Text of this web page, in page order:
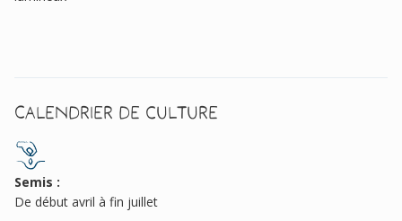
Calendrier de culture
Semis :
De début avril à fin juillet